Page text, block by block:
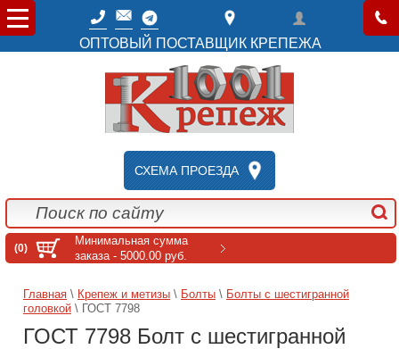
ОПТОВЫЙ ПОСТАВЩИК КРЕПЕЖА
СХЕМА ПРОЕЗДА
(0)
Минимальная сумма
заказа - 5000.00 руб.
Главная \ Крепеж и метизы \ Болты \ Болты с шестигранной
головкой \ ГОСТ 7798
ГОСТ 7798 Болт с шестигранной